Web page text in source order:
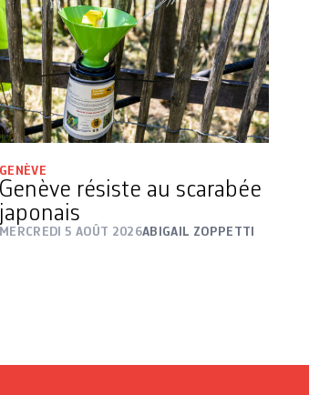
GENÈVE
Genève résiste au scarabée
japonais
MERCREDI 5 AOÛT 2026ABIGAIL ZOPPETTI